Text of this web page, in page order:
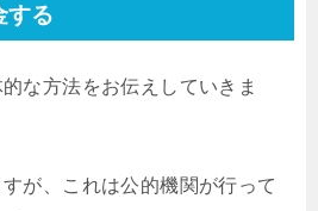
する
な方法をお伝えしていきま
が、これは公的機関が行って